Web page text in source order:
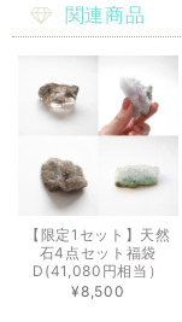
関連商品
【限定1セット】天然
石4点セット福袋
D(41,080円相当）
¥8,500